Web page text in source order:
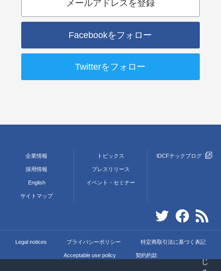
メールアドレスを登録
Facebookをフォロー
Twitterをフォロー
企業情報
採用情報
English
サイトマップ
トピックス
プレスリリース
イベント・セミナー
IDCFテックブログ
Legal notices プライバシーポリシー 特定商取引法に基づく表記
Acceptable use policy 契約約款